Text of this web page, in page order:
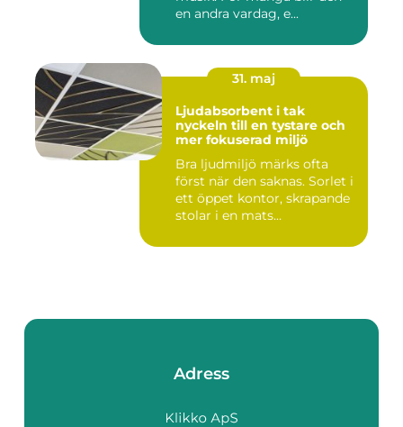
en andra vardag, e...
31. maj
Ljudabsorbent i tak
nyckeln till en tystare och
mer fokuserad miljö
Bra ljudmiljö märks ofta
först när den saknas. Sorlet i
ett öppet kontor, skrapande
stolar i en mats...
Adress